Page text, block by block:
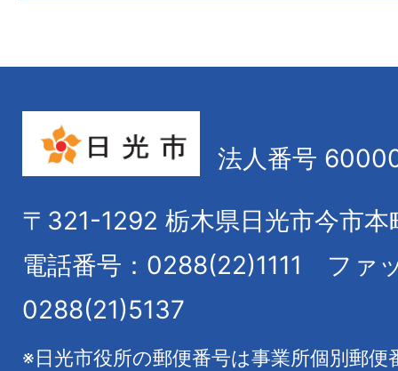
法人番号
〒321-1292 栃木県日光市今市本
電話番号：0288(22)1111
ファ
0288(21)5137
※日光市役所の郵便番号は事業所個別郵